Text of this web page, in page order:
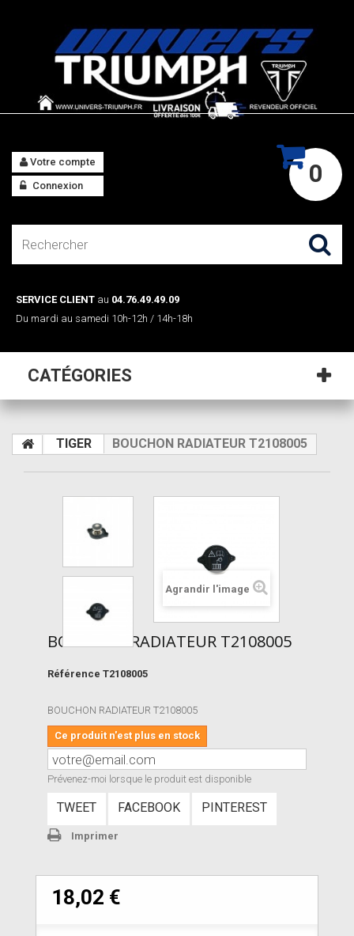
0
Votre compte
Connexion
SERVICE CLIENT au 04.76.49.49.09
Du mardi au samedi 10h-12h / 14h-18h
CATÉGORIES
TIGER BOUCHON RADIATEUR T2108005
Agrandir l'image
BOUCHON RADIATEUR T2108005
Référence T2108005
BOUCHON RADIATEUR T2108005
Ce produit n'est plus en stock
Prévenez-moi lorsque le produit est disponible
TWEET FACEBOOK PINTEREST
Imprimer
18,02 €